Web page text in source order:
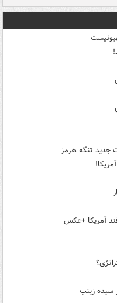
جدید تنگه هرمز
سیده زینب